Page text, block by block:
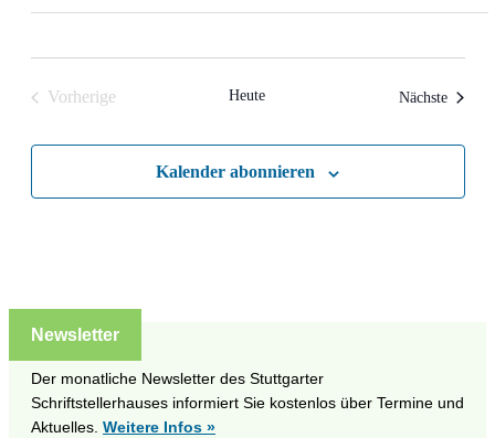
Vorherige
Heute Nächste
Kalender abonnieren
Newsletter
Der monatliche Newsletter des Stuttgarter
Schriftstellerhauses informiert Sie kostenlos über Termine und
Aktuelles. Weitere Infos »